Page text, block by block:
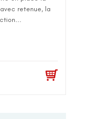
retenue, la